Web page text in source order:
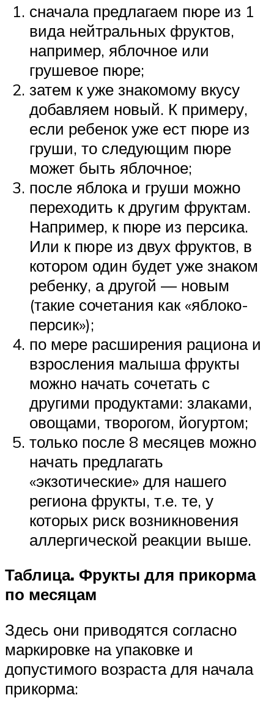
сначала предлагаем пюре из 1
вида нейтральных фруктов,
например, яблочное или
грушевое пюре;
затем к уже знакомому вкусу
добавляем новый. К примеру,
если ребенок уже ест пюре из
груши, то следующим пюре
может быть яблочное;
после яблока и груши можно
переходить к другим фруктам.
Например, к пюре из персика.
Или к пюре из двух фруктов, в
котором один будет уже знаком
ребенку, а другой — новым
(такие сочетания как «яблоко-
персик»);
по мере расширения рациона и
взросления малыша фрукты
можно начать сочетать с
другими продуктами: злаками,
овощами, творогом, йогуртом;
только после 8 месяцев можно
начать предлагать
«экзотические» для нашего
региона фрукты, т.е. те, у
которых риск возникновения
аллергической реакции выше.
Таблица. Фрукты для прикорма
по месяцам
Здесь они приводятся согласно
маркировке на упаковке и
допустимого возраста для начала
прикорма: